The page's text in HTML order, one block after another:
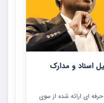
اسناد و مدارک
ای ارائه شده از سوی